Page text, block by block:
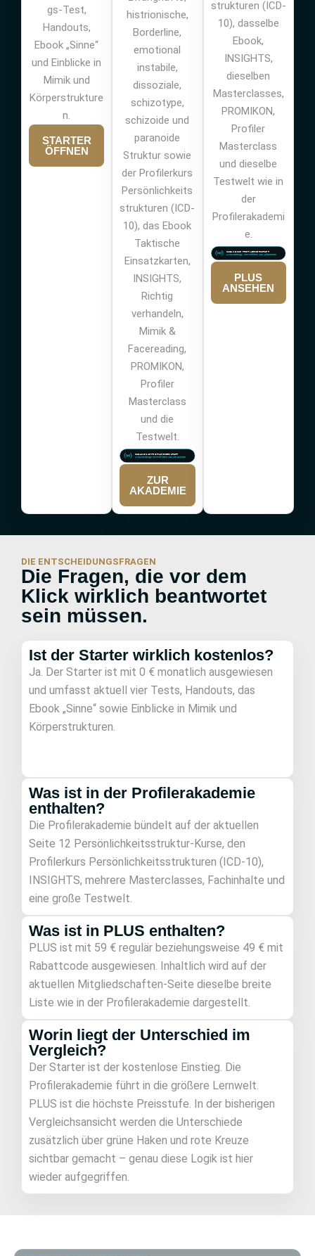
gs-Test,
Handouts,
Ebook „Sinne“
und Einblicke in
Mimik und
Körperstrukture
n.
STARTER
ÖFFNEN
histrionische,
Borderline,
emotional
instabile,
dissoziale,
schizotype,
schizoide und
paranoide
Struktur sowie
der Profilerkurs
Persönlichkeits
strukturen (ICD-
10), das Ebook
Taktische
Einsatzkarten,
INSIGHTS,
Richtig
verhandeln,
Mimik &
Facereading,
PROMIKON,
Profiler
Masterclass
und die
Testwelt.
ZUR
AKADEMIE
strukturen (ICD-
10), dasselbe
Ebook,
INSIGHTS,
dieselben
Masterclasses,
PROMIKON,
Profiler
Masterclass
und dieselbe
Testwelt wie in
der
Profilerakademi
e.
PLUS
ANSEHEN
DIE ENTSCHEIDUNGSFRAGEN
Die Fragen, die vor dem
Klick wirklich beantwortet
sein müssen.
Ist der Starter wirklich kostenlos?
Ja. Der Starter ist mit 0 € monatlich ausgewiesen
und umfasst aktuell vier Tests, Handouts, das
Ebook „Sinne“ sowie Einblicke in Mimik und
Körperstrukturen.
Was ist in der Profilerakademie
enthalten?
Die Profilerakademie bündelt auf der aktuellen
Seite 12 Persönlichkeitsstruktur-Kurse, den
Profilerkurs Persönlichkeitsstrukturen (ICD-10),
INSIGHTS, mehrere Masterclasses, Fachinhalte und
eine große Testwelt.
Was ist in PLUS enthalten?
PLUS ist mit 59 € regulär beziehungsweise 49 € mit
Rabattcode ausgewiesen. Inhaltlich wird auf der
aktuellen Mitgliedschaften-Seite dieselbe breite
Liste wie in der Profilerakademie dargestellt.
Worin liegt der Unterschied im
Vergleich?
Der Starter ist der kostenlose Einstieg. Die
Profilerakademie führt in die größere Lernwelt.
PLUS ist die höchste Preisstufe. In der bisherigen
Vergleichsansicht werden die Unterschiede
zusätzlich über grüne Haken und rote Kreuze
sichtbar gemacht – genau diese Logik ist hier
wieder aufgegriffen.